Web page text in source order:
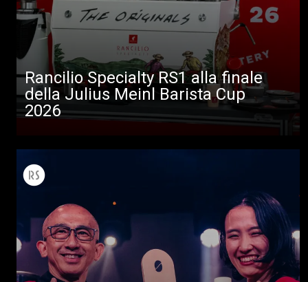
Rancilio Specialty RS1 alla finale
della Julius Meinl Barista Cup
2026